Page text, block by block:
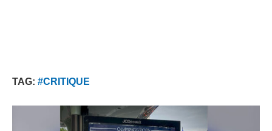
TAG: #CRITIQUE